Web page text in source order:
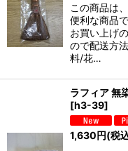
この商品は
便利な商品
お買い上げ
ので配送方
料/花…
ラフィア 無
[h3-39]
1,630円(税